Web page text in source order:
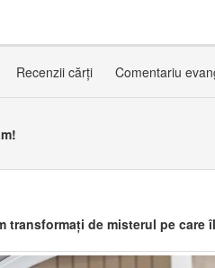
Recenzii cărți Comentariu
transformați de misterul pe care